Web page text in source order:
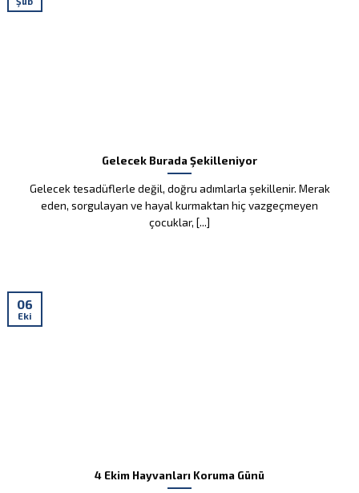
Gelecek Burada Şekilleniyor
Gelecek tesadüflerle değil, doğru adımlarla şekillenir. Merak
eden, sorgulayan ve hayal kurmaktan hiç vazgeçmeyen
çocuklar, [...]
4 Ekim Hayvanları Koruma Günü
06
Eki